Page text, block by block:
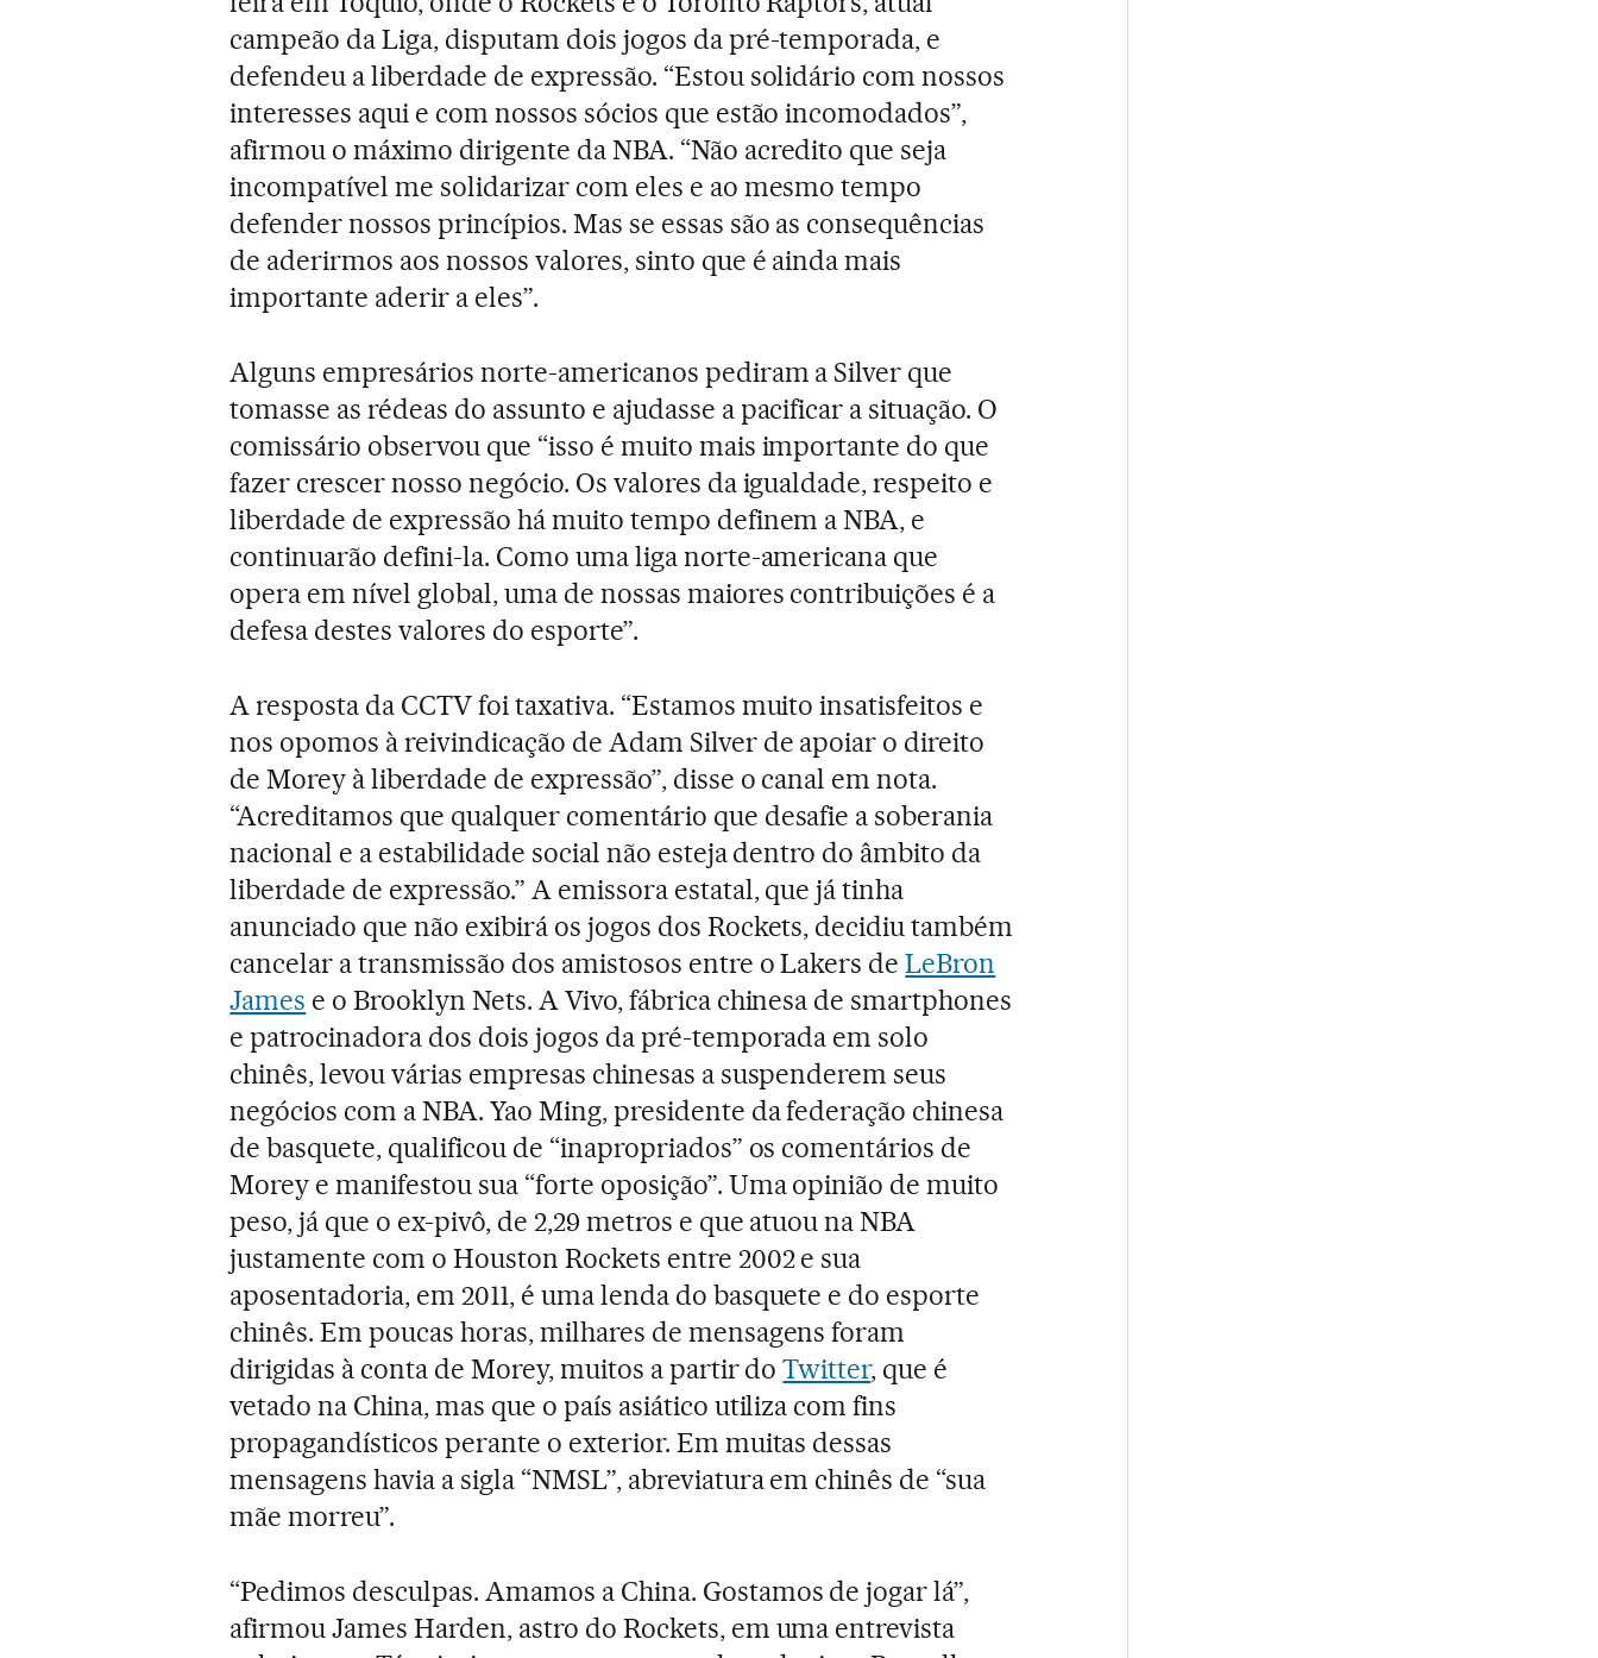
campeão da Liga, disputam dois jogos da pré-temporada, e
defendeu a liberdade de expressão. “Estou solidário com nossos
interesses aqui e com nossos sócios que estão incomodados”,
afirmou o máximo dirigente da NBA. “Não acredito que seja
incompatível me solidarizar com eles e ao mesmo tempo
defender nossos princípios. Mas se essas são as consequências
de aderirmos aos nossos valores, sinto que é ainda mais
importante aderir a eles”.
Alguns empresários norte-americanos pediram a Silver que
tomasse as rédeas do assunto e ajudasse a pacificar a situação. O
comissário observou que “isso é muito mais importante do que
fazer crescer nosso negócio. Os valores da igualdade, respeito e
liberdade de expressão há muito tempo definem a NBA, e
continuarão defini-la. Como uma liga norte-americana que
opera em nível global, uma de nossas maiores contribuições é a
defesa destes valores do esporte”.
A resposta da CCTV foi taxativa. “Estamos muito insatisfeitos e
nos opomos à reivindicação de Adam Silver de apoiar o direito
de Morey à liberdade de expressão”, disse o canal em nota.
“Acreditamos que qualquer comentário que desafie a soberania
nacional e a estabilidade social não esteja dentro do âmbito da
liberdade de expressão.” A emissora estatal, que já tinha
anunciado que não exibirá os jogos dos Rockets, decidiu também
cancelar a transmissão dos amistosos entre o Lakers deLeBron
James e o Brooklyn Nets. A Vivo, fábrica chinesa de smartphones
e patrocinadora dos dois jogos da pré-temporada em solo
chinês, levou várias empresas chinesas a suspenderem seus
negócios com a NBA. Yao Ming, presidente da federação chinesa
de basquete, qualificou de “inapropriados” os comentários de
Morey e manifestou sua “forte oposição”. Uma opinião de muito
peso, já que o ex-pivô, de 2,29 metros e que atuou na NBA
justamente com o Houston Rockets entre 2002 e sua
aposentadoria, em 2011, é uma lenda do basquete e do esporte
chinês. Em poucas horas, milhares de mensagens foram
dirigidas à conta de Morey, muitos a partir doTwitter, que é
vetado na China, mas que o país asiático utiliza com fins
propagandísticos perante o exterior. Em muitas dessas
mensagens havia a sigla “NMSL”, abreviatura em chinês de “sua
mãe morreu”.
“Pedimos desculpas. Amamos a China. Gostamos de jogar lá”,
afirmou James Harden, astro do Rockets, em uma entrevista